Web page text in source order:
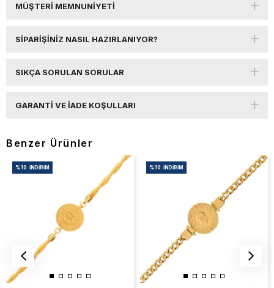
MÜŞTERI MEMNUNIYETI
SIPARIŞINIZ NASIL HAZIRLANIYOR?
SIKÇA SORULAN SORULAR
GARANTI VE İADE KOŞULLARI
Benzer Ürünler
%10 İNDIRIM %10 İNDIRIM